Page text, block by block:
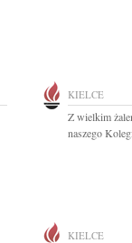
KIELCE
Z wielkim
naszego
KIELCE